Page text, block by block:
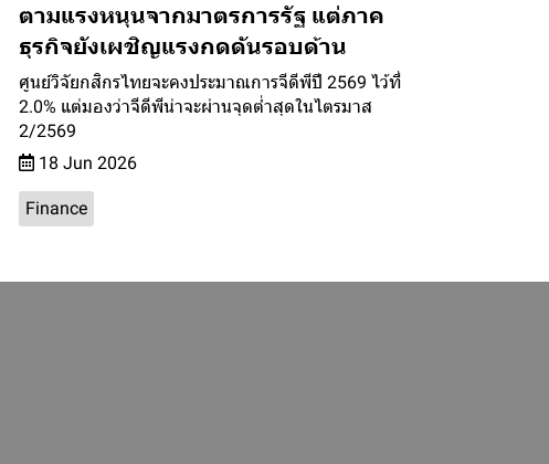
ตามแรงหนุนจากมาตรการรัฐ แต่ภาค
ธุรกิจยังเผชิญแรงกดดันรอบด้าน
ศูนย์วิจัยกสิกรไทยจะคงประมาณการจีดีพีปี 2569 ไว้ที่
2.0% แต่มองว่าจีดีพีน่าจะผ่านจุดต่ำสุดในไตรมาส
2/2569
18 Jun 2026
Finance